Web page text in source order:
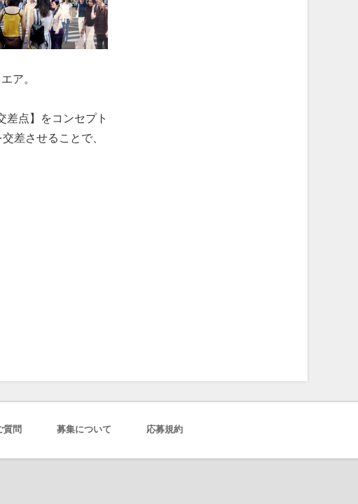
ア。
差点】をコンセプト
差させることで、
質問 募集について 応募規約